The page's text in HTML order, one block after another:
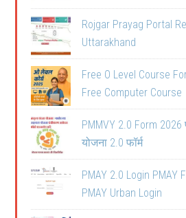
Rojgar Prayag Portal
Uttarakhand
Free O Level Course
Free Computer Course
PMMVY 2.0 Form 2026
योजना 2.0 फॉर्म
PMAY 2.0 Login PMAY
PMAY Urban Login